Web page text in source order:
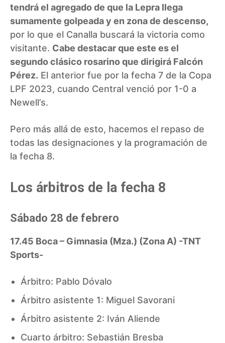
tendrá el agregado de que la Lepra llega
sumamente golpeada y en zona de descenso,
por lo que el Canalla buscará la victoria como
visitante. Cabe destacar que este es el
segundo clásico rosarino que dirigirá Falcón
Pérez. El anterior fue por la fecha 7 de la Copa
LPF 2023, cuando Central venció por 1-0 a
Newell’s.
Pero más allá de esto, hacemos el repaso de
todas las designaciones y la programación de
la fecha 8.
Los árbitros de la fecha 8
Sábado 28 de febrero
17.45 Boca – Gimnasia (Mza.) (Zona A) -TNT
Sports-
Árbitro: Pablo Dóvalo
Árbitro asistente 1: Miguel Savorani
Árbitro asistente 2: Iván Aliende
Cuarto árbitro: Sebastián Bresba